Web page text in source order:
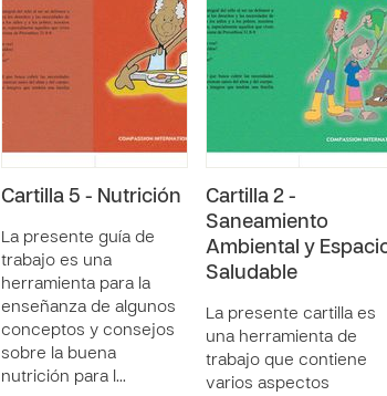
Cartilla 5 - Nutrición
La presente guía de
trabajo es una
herramienta para la
enseñanza de algunos
conceptos y consejos
sobre la buena
nutrición para l…
Cartilla 2 -
Saneamiento
Ambiental y
Saludable
La presente cartilla es
una herramienta de
trabajo que contiene
varios aspectos